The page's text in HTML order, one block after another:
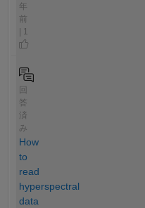
年
前
| 1
回
答
済
み
How
to
read
hyperspectral
data